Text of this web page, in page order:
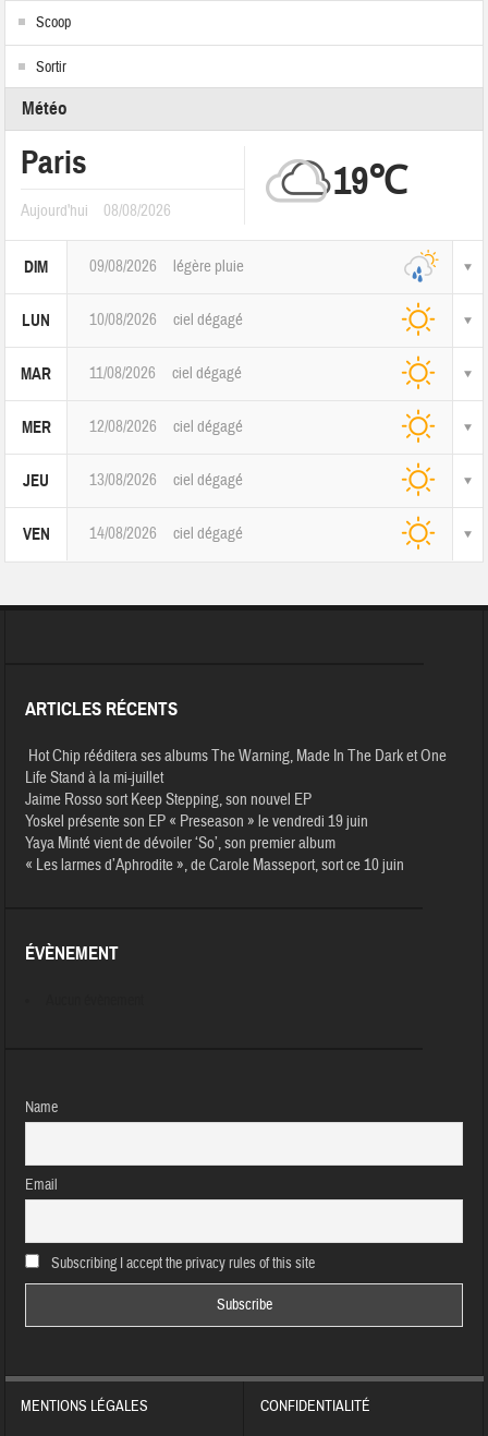
Scoop
Sortir
Météo
Paris
Aujourd'hui 08/08/2026
19℃
DIM 09/08/2026 légère pluie
LUN 10/08/2026 ciel dégagé
MAR 11/08/2026 ciel dégagé
MER 12/08/2026 ciel dégagé
JEU 13/08/2026 ciel dégagé
VEN 14/08/2026 ciel dégagé
ARTICLES RÉCENTS
Hot Chip rééditera ses albums The Warning, Made In The Dark et One
Life Stand à la mi-juillet
Jaime Rosso sort Keep Stepping, son nouvel EP
Yoskel présente son EP « Preseason » le vendredi 19 juin
Yaya Minté vient de dévoiler ‘So’, son premier album
« Les larmes d’Aphrodite », de Carole Masseport, sort ce 10 juin
ÉVÈNEMENT
Name
Email
Subscribing I accept the privacy rules of this site
MENTIONS LÉGALES CONFIDENTIALITÉ